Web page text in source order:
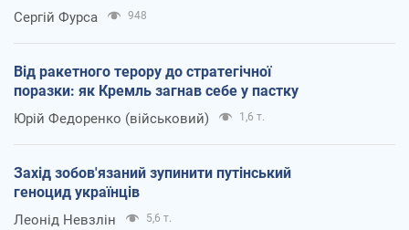
Сергій Фурса 948
Від ракетного терору до стратегічної
поразки: як Кремль загнав себе у пастку
Юрій Федоренко (військовий) 1,6 т.
Захід зобов'язаний зупинити путінський
геноцид українців
Леонід Невзлін 5,6 т.